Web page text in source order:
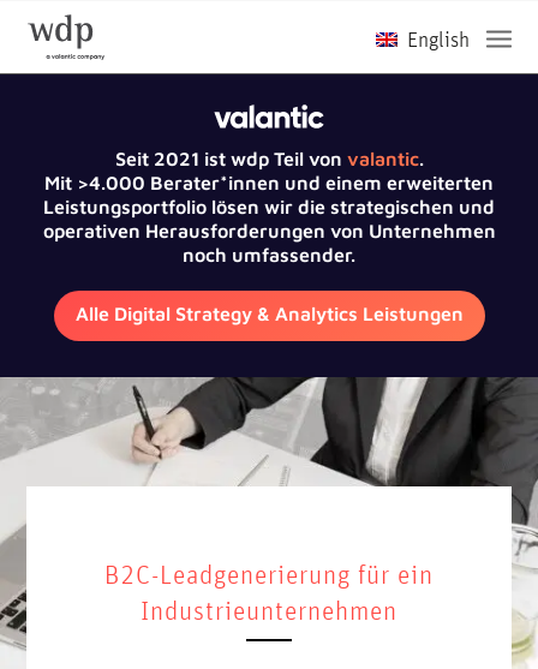
Seit 2021 ist wdp Teil von valantic.
Mit >4.000 Berater*innen und einem erweiterten
Leistungsportfolio lösen wir die strategischen und
operativen Herausforderungen von Unternehmen
noch umfassender.
Alle Digital Strategy & Analytics Leistungen
B2C-Leadgenerierung für ein
Industrieunternehmen